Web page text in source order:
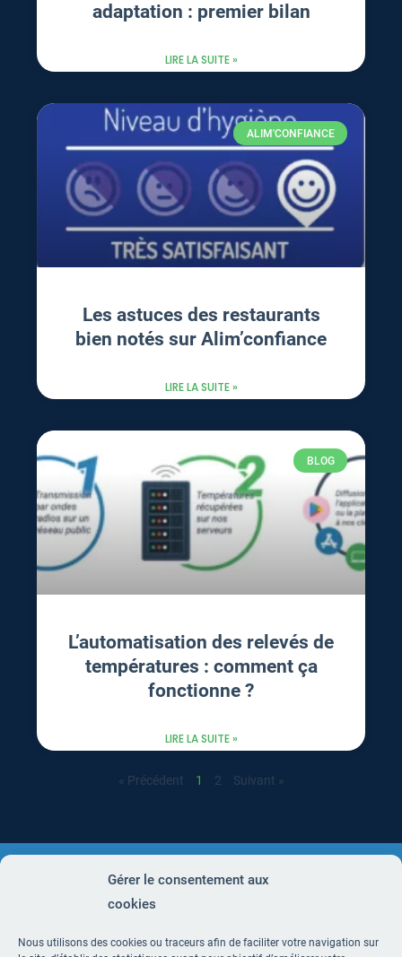
Gérer le consentement aux
cookies
Nous utilisons des cookies ou traceurs afin de faciliter votre navigation sur
adaptation : premier bilan
LIRE LA SUITE »
ALIM'CONFIANCE
Les astuces des restaurants
bien notés sur Alim’confiance
LIRE LA SUITE »
BLOG
L’automatisation des relevés de
températures : comment ça
fonctionne ?
LIRE LA SUITE »
« Précédent 1 2 Suivant »
Le service HACCP Prix L’équipe TrustEat Blog Restaurants Commerces